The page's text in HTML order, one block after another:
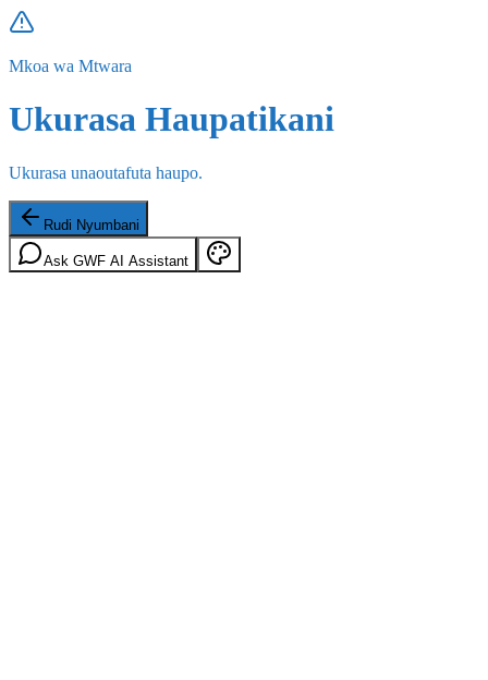
Mkoa wa Mtwara
Ukurasa Haupatikani
Ukurasa unaoutafuta haupo.
Rudi Nyumbani
Ask GWF AI Assistant